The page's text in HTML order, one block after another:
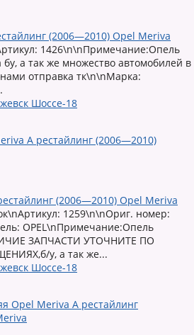
(2006—2010) Opel Meriva
1426\n\nПримечание:Опель
а так же множество автомобилей в
отправка тк\n\nМарка:
Шоссе-18
(2006—2010) Opel Meriva
1259\n\nОриг. номер:
OPEL\nПримечание:Опель
ЗАПЧАСТИ УТОЧНИТЕ ПО
у, а так же...
Шоссе-18